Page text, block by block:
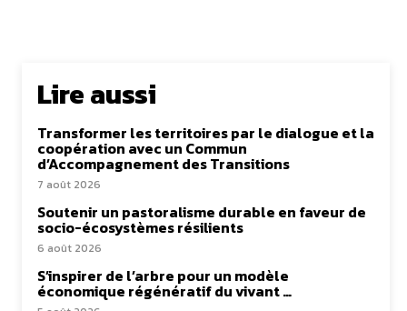
Lire aussi
Transformer les territoires par le dialogue et la
coopération avec un Commun
d’Accompagnement des Transitions
7 août 2026
Soutenir un pastoralisme durable en faveur de
socio-écosystèmes résilients
6 août 2026
S’inspirer de l’arbre pour un modèle
économique régénératif du vivant …